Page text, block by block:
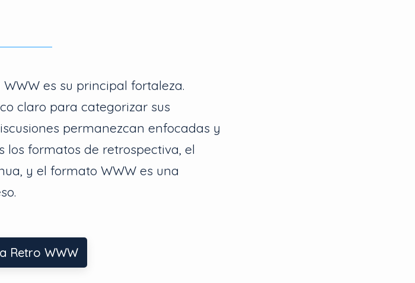
es su principal fortaleza.
claro para categorizar sus
permanezcan enfocadas y
los formatos de retrospectiva, el
y el formato WWW es una
Retro WWW